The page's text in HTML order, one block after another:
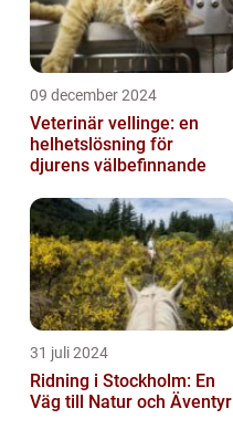
09 december 2024
Veterinär vellinge: en
helhetslösning för
djurens välbefinnande
31 juli 2024
Ridning i Stockholm: En
Väg till Natur och Äventyr